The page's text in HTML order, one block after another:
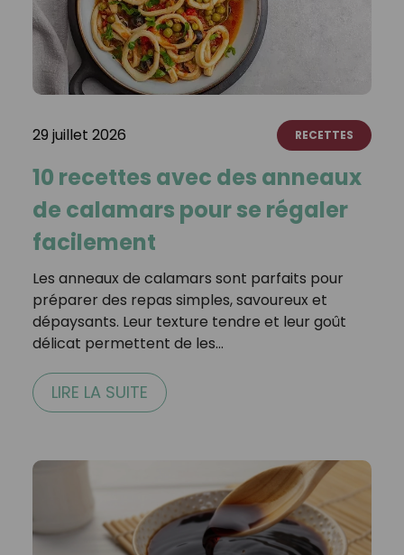
29 juillet 2026 RECETTES
10 recettes avec des anneaux
de calamars pour se régaler
facilement
Les anneaux de calamars sont parfaits pour
préparer des repas simples, savoureux et
dépaysants. Leur texture tendre et leur goût
délicat permettent de les…
LIRE LA SUITE